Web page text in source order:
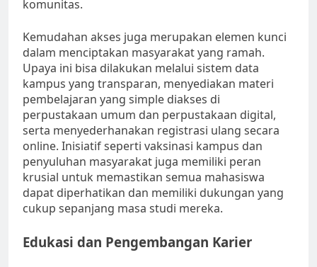
komunitas.
Kemudahan akses juga merupakan elemen kunci
dalam menciptakan masyarakat yang ramah.
Upaya ini bisa dilakukan melalui sistem data
kampus yang transparan, menyediakan materi
pembelajaran yang simple diakses di
perpustakaan umum dan perpustakaan digital,
serta menyederhanakan registrasi ulang secara
online. Inisiatif seperti vaksinasi kampus dan
penyuluhan masyarakat juga memiliki peran
krusial untuk memastikan semua mahasiswa
dapat diperhatikan dan memiliki dukungan yang
cukup sepanjang masa studi mereka.
Edukasi dan Pengembangan Karier